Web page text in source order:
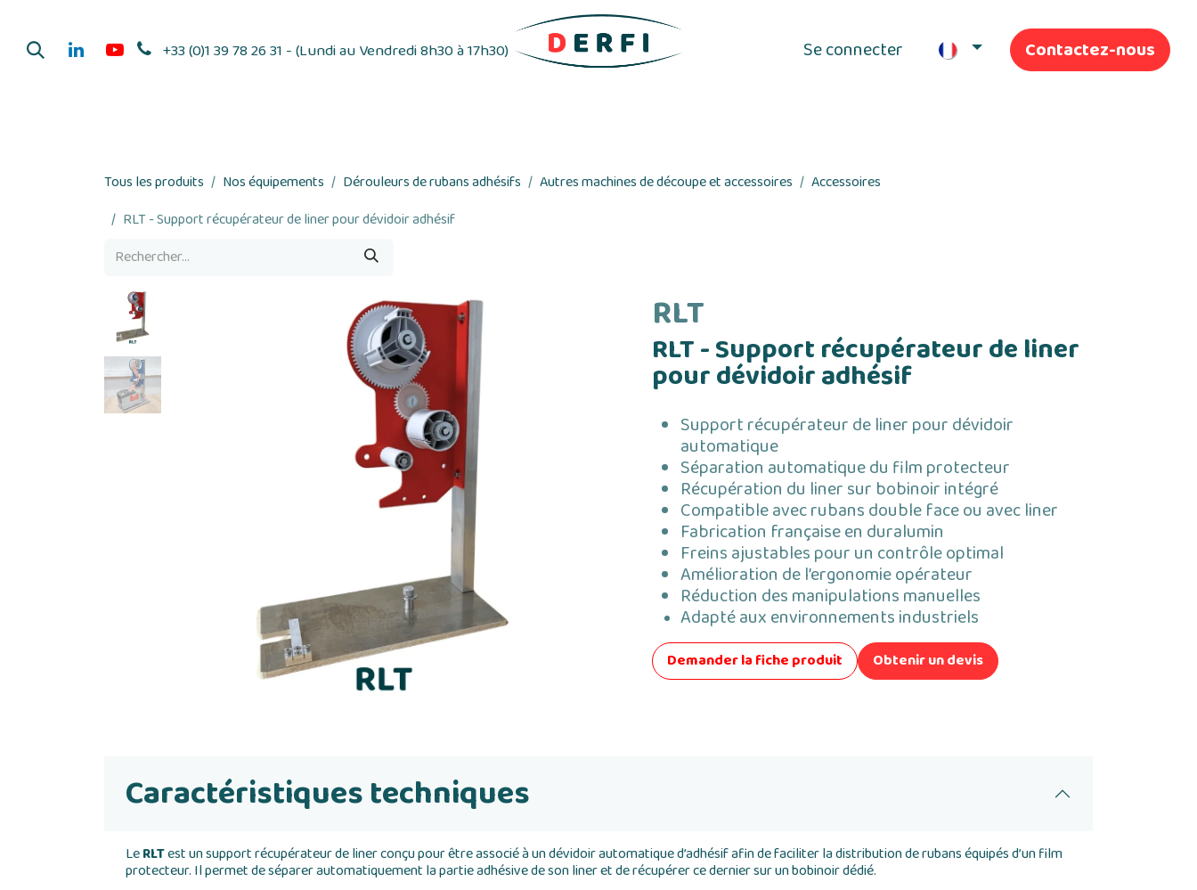
+33 (0)1 39 78 26 31 - (Lundi au Vendredi 8h30 à 17h30) Se connecter Contactez-nous
Tous les produits Nos équipements Dérouleurs de rubans adhésifs Autres machines de découpe et accessoires
Accessoires
RLT - Support récupérateur de liner pour dévidoir adhésif
RLT
RLT - Support récupérateur de liner
pour dévidoir adhésif
Support récupérateur de liner pour dévidoir
automatique
Séparation automatique du film protecteur
Récupération du liner sur bobinoir intégré
Compatible avec rubans double face ou avec liner
Fabrication française en duralumin
Freins ajustables pour un contrôle optimal
Amélioration de l’ergonomie opérateur
Réduction des manipulations manuelles
Adapté aux environnements industriels
Demander la fiche produit Obtenir un devis
Caractéristiques techniques
LeRLTest un support récupérateur de liner conçu pour être associé à un dévidoir automatique d’adhésif afin de faciliter la distribution de rubans équipés d’un film
protecteur. Il permet de séparer automatiquement la partie adhésive de son liner et de récupérer ce dernier sur un bobinoir dédié.